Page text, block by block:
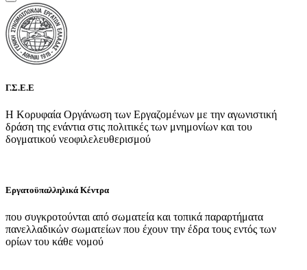
Γ.Σ.Ε.Ε
Η Κορυφαία Οργάνωση των Εργαζομένων με την αγωνιστική
δράση της ενάντια στις πολιτικές των μνημονίων και του
δογματικού νεοφιλελευθερισμού
Εργατοϋπαλληλικά Κέντρα
που συγκροτούνται από σωματεία και τοπικά παραρτήματα
πανελλαδικών σωματείων που έχουν την έδρα τους εντός των
ορίων του κάθε νομού